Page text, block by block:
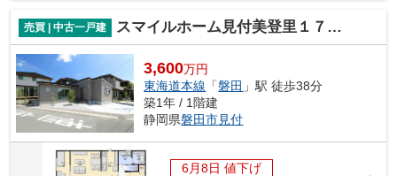
売買 | 中古一戸建 スマイルホーム見付美登里１７－８
3,600万円
東海道本線 「磐田 」駅 徒歩38分
築1年 / 1階建
静岡県磐田市見付
6月8日 値下げ